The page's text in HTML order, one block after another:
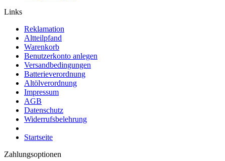
Links
Reklamation
Altteilpfand
Warenkorb
Benutzerkonto anlegen
Versandbedingungen
Batterieverordnung
Altölverordnung
Impressum
AGB
Datenschutz
Widerrufsbelehrung
Startseite
Zahlungsoptionen